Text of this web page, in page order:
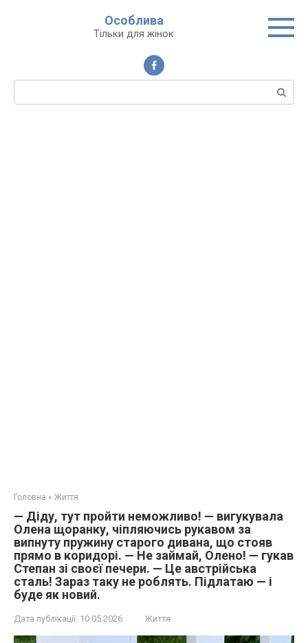
Особлива
Тільки для жінок
Пошук:
Головна » Життя
— Діду, тут пройти неможливо! — вигукувала
Олена щоранку, чіпляючись рукавом за
випнуту пружину старого дивана, що стояв
прямо в коридорі. — Не займай, Олено! — гукав
Степан зі своєї печери. — Це австрійська
сталь! Зараз таку не роблять. Підлатаю — і
буде як новий.
Дата публікації: 10.05.2026 Життя